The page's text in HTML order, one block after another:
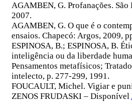
AGAMBEN, G. Profanações.
2007.
AGAMBEN, G. O que é o
ensaios. Chapecó: Argos, 2009,
ESPINOSA, B.; ESPINOSA, B.
inteligência ou da liberdade
Pensamentos metafísicos;
intelecto, p. 277-299, 1991.
FOUCAULT, Michel. Vigiar e
ZENOS FRUDASKI – Disponível